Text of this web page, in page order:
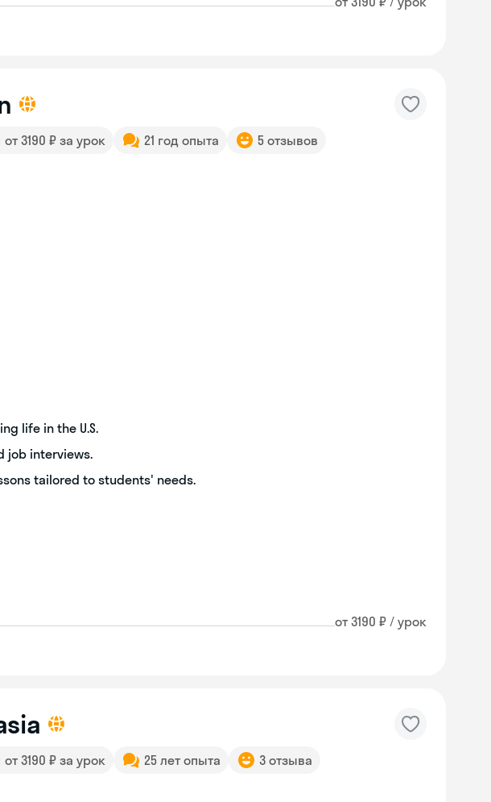
от 3190 ₽ за урок 21 год опыта 5 отзывов
life in the U.S.
job interviews.
tailored to students' needs.
от 3190 ₽ / урок
от 3190 ₽ за урок 25 лет опыта 3 отзыва